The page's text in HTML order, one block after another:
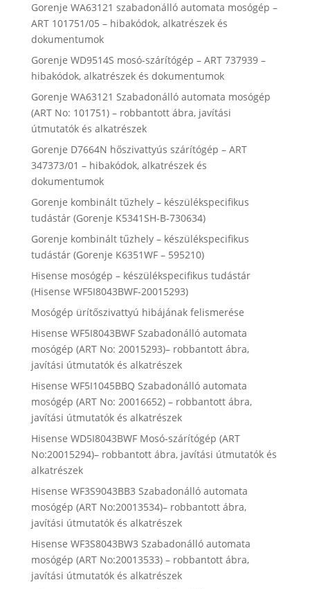
Gorenje WA63121 szabadonálló automata mosógép –
ART 101751/05 – hibakódok, alkatrészek és
dokumentumok
Gorenje WD9514S mosó-szárítógép – ART 737939 –
hibakódok, alkatrészek és dokumentumok
Gorenje WA63121 Szabadonálló automata mosógép
(ART No: 101751) – robbantott ábra, javítási
útmutatók és alkatrészek
Gorenje D7664N hőszivattyús szárítógép – ART
347373/01 – hibakódok, alkatrészek és
dokumentumok
Gorenje kombinált tűzhely – készülékspecifikus
tudástár (Gorenje K5341SH-B-730634)
Gorenje kombinált tűzhely – készülékspecifikus
tudástár (Gorenje K6351WF – 595210)
Hisense mosógép – készülékspecifikus tudástár
(Hisense WF5I8043BWF-20015293)
Mosógép ürítőszivattyú hibájának felismerése
Hisense WF5I8043BWF Szabadonálló automata
mosógép (ART No: 20015293)– robbantott ábra,
javítási útmutatók és alkatrészek
Hisense WF5I1045BBQ Szabadonálló automata
mosógép (ART No: 20016652) – robbantott ábra,
javítási útmutatók és alkatrészek
Hisense WD5I8043BWF Mosó-szárítógép (ART
No:20015294)– robbantott ábra, javítási útmutatók és
alkatrészek
Hisense WF3S9043BB3 Szabadonálló automata
mosógép (ART No:20013534)– robbantott ábra,
javítási útmutatók és alkatrészek
Hisense WF3S8043BW3 Szabadonálló automata
mosógép (ART No:20013533) – robbantott ábra,
javítási útmutatók és alkatrészek